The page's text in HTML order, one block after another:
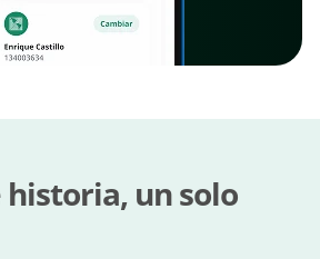
historia, un solo